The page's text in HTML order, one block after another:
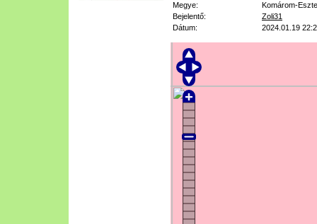
Megye:
Komárom-
Bejelentő:
Zoli31
Dátum:
2024.01.19